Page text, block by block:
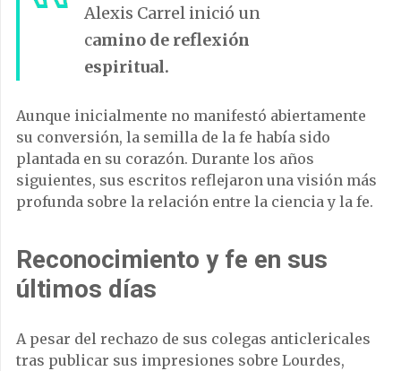
Alexis Carrel inició un
camino de reflexión
espiritual.
Aunque inicialmente no manifestó abiertamente
su conversión, la semilla de la fe había sido
plantada en su corazón. Durante los años
siguientes, sus escritos reflejaron una visión más
profunda sobre la relación entre la ciencia y la fe.
Reconocimiento y fe en sus
últimos días
A pesar del rechazo de sus colegas anticlericales
tras publicar sus impresiones sobre Lourdes,